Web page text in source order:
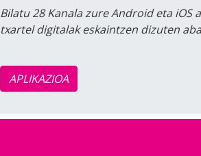
Bilatu 28 Kanala zure Android eta
txartel digitalak eskaintzen dizuten
APLIKAZIOA